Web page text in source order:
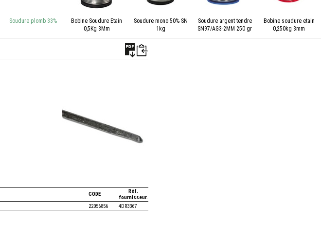
Soudure plomb 33%
Bobine Soudure Etain
0,5Kg 3Mm
Soudure mono 50% SN
1kg
Soudure argent tendre
SN97/AG3-2MM 250 gr
Bobine soudure etain
0,250kg 3mm